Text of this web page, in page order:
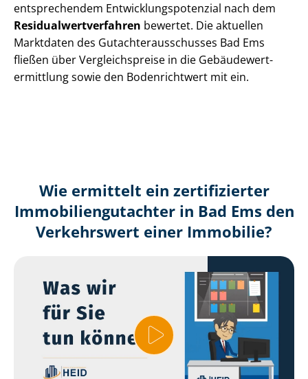
entsprechendem Ent­wick­lungs­po­ten­zi­al nach dem
Re­si­du­al­wert­ver­fah­ren bewertet. Die aktuellen
Marktdaten des Gut­ach­ter­aus­schus­ses Bad Ems
fließen über Ver­gleichs­prei­se in die Ge­bäu­de­wert­
ermitt­lung sowie den Bodenrichtwert mit ein.
Wie ermittelt ein zertifizierter
Immobilien­gutachter in Bad Ems den
Verkehrswert einer Immobilie?